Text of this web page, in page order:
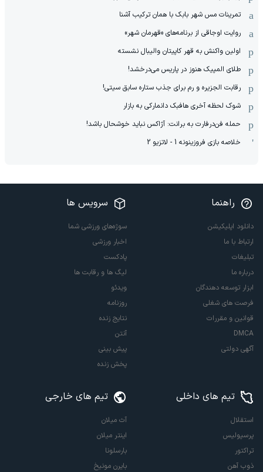
تمرینات مس شهر بابک با همان ترکیب آشنا
روایت اوجاقی از برنامه‌های «قهرمان شهر»
اولین واکنش به قهر کاپیتان والیبال نشسته
طلای المپیک هنوز در پاریس می‌درخشد!
رقابت الجزیره و رم برای جذب ستاره سابق سیتی!
شوک لحظه آخری هافبک دانمارکی به بازار
حمله فن‌درفارت به برانت: آژاکس نباید خوشحال باشد!
خلاصه بازی فروزینونه 1 - لاتزیو 2
راهنما
دانلود اپلیکیشن
ارتباط با ما
تبلیغات
درباره ما
ابزار توسعه دهندگان
فرصت های شغلی
قوانین و مقررات
DMCA
آگهی دولتی
سرویس ها
سوژه‌های ورزشی شما
اخبار ورزشی
پادکست
لیگ ها و رقابت ها
ویدئو
روزنامه
نتایج زنده
آنتن
پیش بینی
پخش زنده
تیم های داخلی
استقلال
پرسپولیس
تراکتور
ذوب آهن
تیم های خارجی
آث میلان
اینتر میلان
بارسلونا
بایرن مونیخ